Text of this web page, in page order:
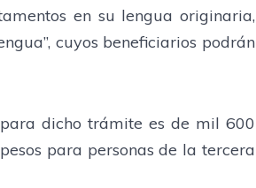
en su lengua originaria,
cuyos beneficiarios podrán
dicho trámite es de mil 600
para personas de la tercera